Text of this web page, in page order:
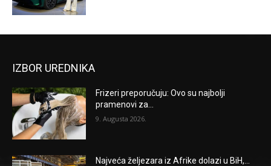
IZBOR UREDNIKA
Frizeri preporučuju: Ovo su najbolji
pramenovi za...
9. Augusta 2026.
Najveća željezara iz Afrike dolazi u BiH,...